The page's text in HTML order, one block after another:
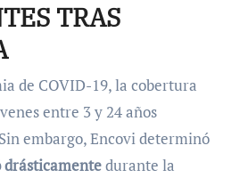
TRAS
de COVID-19, la cobertura
entre 3 y 24 años
embargo, Encovi determinó
drásticamentedurante la